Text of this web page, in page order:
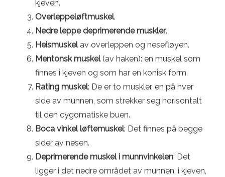
kjeven.
Overleppeløftmuskel.
Nedre leppe deprimerende muskler.
Heismuskelav overleppen og nesefløyen.
Mentonsk muskel(av haken): en muskel som
finnes i kjeven og som har en konisk form.
Rating muskel: De er to muskler, en på hver
side av munnen, som strekker seg horisontalt
til den cygomatiske buen.
Boca vinkel løftemuskel: Det finnes på begge
sider av nesen.
Deprimerende muskel i munnvinkelen: Det
ligger i det nedre området av munnen, i kjeven,